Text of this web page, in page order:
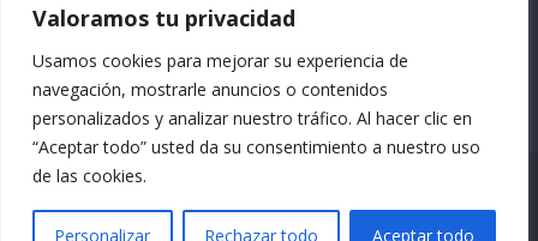
Valoramos tu privacidad
Usamos cookies para mejorar su experiencia de
navegación, mostrarle anuncios o contenidos
personalizados y analizar nuestro tráfico. Al hacer clic en
“Aceptar todo” usted da su consentimiento a nuestro uso
de las cookies.
Personalizar Rechazar todo Aceptar todo
Oferta de Empleo Público
Bolsas de Empleo